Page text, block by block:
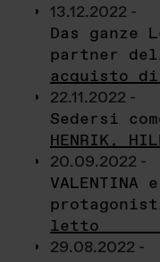
13.12.2022 -
Das ganze
partner
acquisto di
22.11.2022 -
Sedersi
HENRIK,
20.09.2022 -
VALENTINA
letto
29.08.2022 -